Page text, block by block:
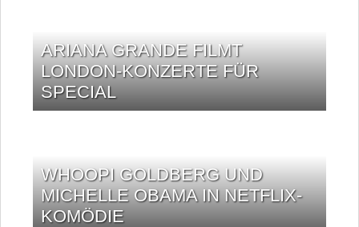
ARIANA GRANDE FILMT
LONDON-KONZERTE FÜR
SPECIAL
WHOOPI GOLDBERG UND
MICHELLE OBAMA IN NETFLIX-
KOMÖDIE